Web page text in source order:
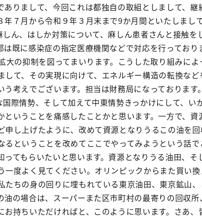
りまして、今回これは都独自の取組としまして、継
７月から令和９年３月末まで9か月間といたしまし
ん、はしか対策について、麻しん患者さんと接触を
既に感染症の指定医療機関などで対応を行っており
の抑制を図ってまいります。こうした取り組みによ
て、その実現に向けて、エネルギー構造の転換な
考えでございます。担当は財務局になっております
際情勢、そして加えて中東情勢きっかけにして、い
いうことを痛感したことかと思います。一方で、資
し上げたように、改めて資源となりうるこの油を
ということを改めてここでやってみようという話
てもらいたいと思います。資源となりうる油田、
度よく見てください。オリンピックからまた買い
ちの身の回りに埋もれている東京油田、東京鉱山
の場合は、スーパーまた区市町村の最寄りの回収
持ちいただければと、このように思います。さあ、